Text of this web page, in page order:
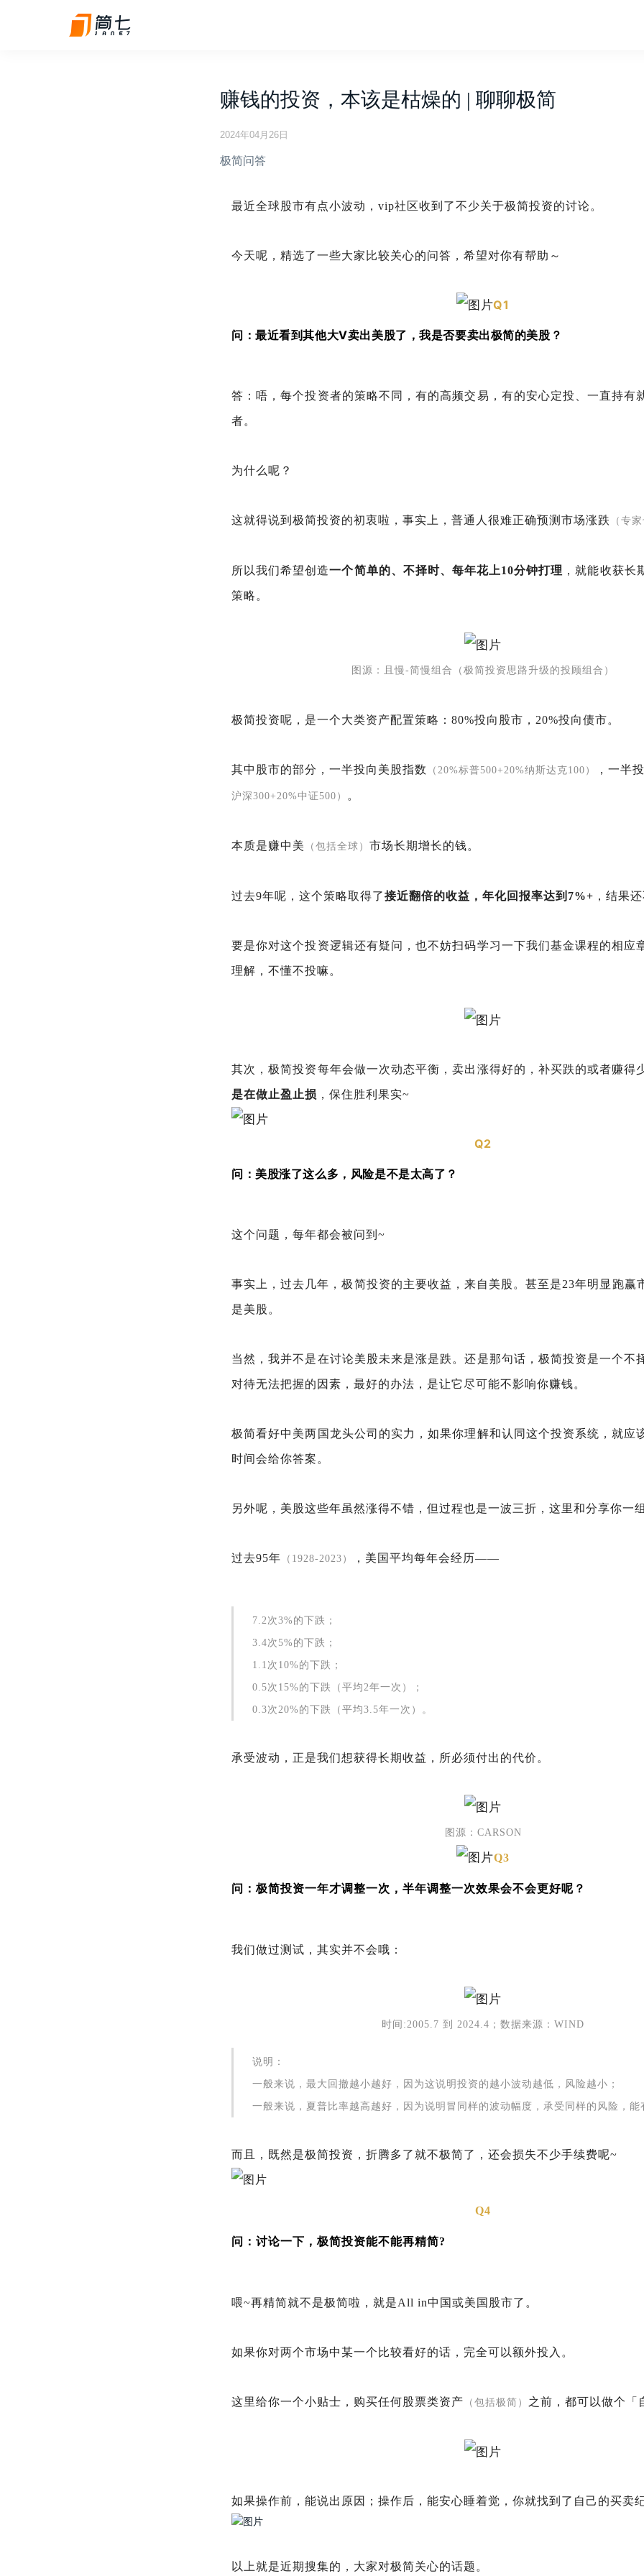
赚钱的投资，本该是枯燥的 | 聊聊极简
2024年04月26日
极简问答
最近全球股市有点小波动，vip社区收到了不少关于极简投资的讨论。
今天呢，精选了一些大家比较关心的问答，希望对你有帮助～
Q1
问：最近看到其他大V卖出美股了，我是否要卖出极简的美股？
答：唔，每个投资者的策略不同，有的高频交易，有的安心定投、一直持有
者。
为什么呢？
这就得说到极简投资的初衷啦，事实上，普通人很难正确预测市场涨跌 （专
所以我们希望创造一个简单的、不择时、每年花上10分钟打理 ，就能收获长
策略。
图源：且慢-简慢组合（极简投资思路升级的投顾组合）
极简投资呢，是一个大类资产配置策略：80%投向股市，20%投向债市。
其中股市的部分，一半投向美股指数 （20%标普500+20%纳斯达克100） ，一半
沪深300+20%中证500） 。
本质是赚中美 （包括全球） 市场长期增长的钱。
过去9年呢，这个策略取得了接近翻倍的收益，年化回报率达到7%+ ，结果
要是你对这个投资逻辑还有疑问，也不妨扫码学习一下我们基金课程的相应
理解，不懂不投嘛。
其次，极简投资每年会做一次动态平衡，卖出涨得好的，补买跌的或者赚得
是在做止盈止损 ，保住胜利果实~
Q2
问：美股涨了这么多，风险是不是太高了？
这个问题，每年都会被问到~
事实上，过去几年，极简投资的主要收益，来自美股。甚至是23年明显跑赢
是美股。
当然，我并不是在讨论美股未来是涨是跌。还是那句话，极简投资是一个不
对待无法把握的因素，最好的办法，是让它尽可能不影响你赚钱。
极简看好中美两国龙头公司的实力，如果你理解和认同这个投资系统，就应
时间会给你答案。
另外呢，美股这些年虽然涨得不错，但过程也是一波三折，这里和分享你一
过去95年 （1928-2023） ，美国平均每年会经历——
7.2次3%的下跌；
3.4次5%的下跌；
1.1次10%的下跌；
0.5次15%的下跌（平均2年一次）；
0.3次20%的下跌（平均3.5年一次）。
承受波动，正是我们想获得长期收益，所必须付出的代价。
图源：CARSON
Q3
问：极简投资一年才调整一次，半年调整一次效果会不会更好呢？
我们做过测试，其实并不会哦：
时间:2005.7 到 2024.4；数据来源：WIND
说明：
一般来说，最大回撤越小越好，因为这说明投资的越小波动越低，风险越小；
一般来说，夏普比率越高越好，因为说明冒同样的波动幅度，承受同样的风险，能
而且，既然是极简投资，折腾多了就不极简了，还会损失不少手续费呢~
Q4
问：讨论一下，极简投资能不能再精简?
喂~再精简就不是极简啦，就是All in中国或美国股市了。
如果你对两个市场中某一个比较看好的话，完全可以额外投入。
这里给你一个小贴士，购买任何股票类资产 （包括极简） 之前，都可以做个「
如果操作前，能说出原因；操作后，能安心睡着觉，你就找到了自己的买卖
以上就是近期搜集的，大家对极简关心的话题。